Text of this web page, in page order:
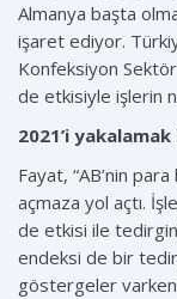
Almanya başta
işaret ediyor.
Konfeksiyon
de etkisiyle işlerin
2021’i yakalamak
Fayat, “AB’nin
açmaza yol açtı.
de etkisi ile
endeksi de bir
göstergeler varken